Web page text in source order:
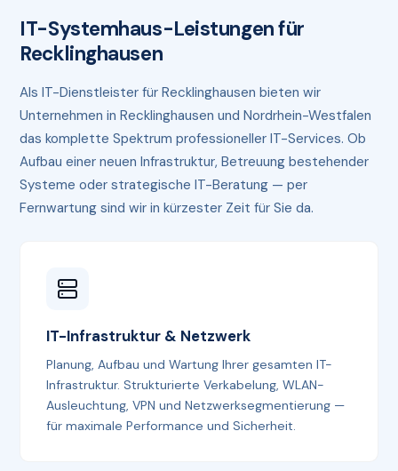
IT-Systemhaus-Leistungen für
Recklinghausen
Als IT-Dienstleister für Recklinghausen bieten wir
Unternehmen in Recklinghausen und Nordrhein-Westfalen
das komplette Spektrum professioneller IT-Services. Ob
Aufbau einer neuen Infrastruktur, Betreuung bestehender
Systeme oder strategische IT-Beratung — per
Fernwartung sind wir in kürzester Zeit für Sie da.
IT-Infrastruktur & Netzwerk
Planung, Aufbau und Wartung Ihrer gesamten IT-
Infrastruktur. Strukturierte Verkabelung, WLAN-
Ausleuchtung, VPN und Netzwerksegmentierung —
für maximale Performance und Sicherheit.